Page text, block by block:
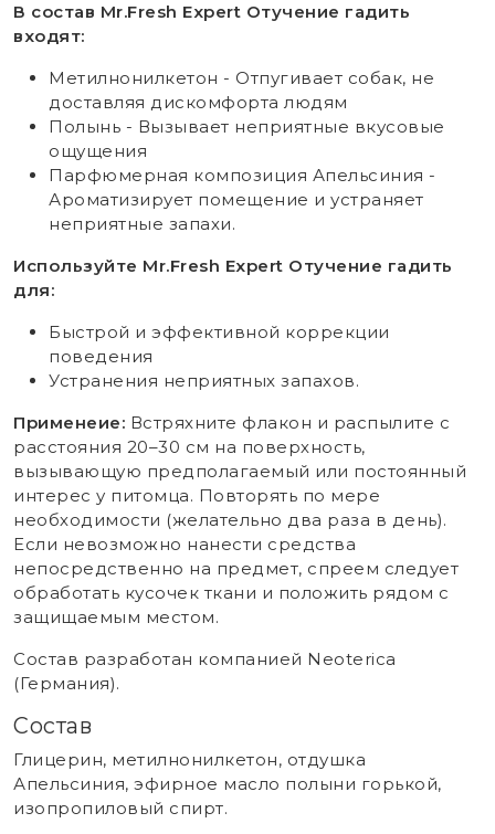
В состав Mr.Fresh Expert Отучение гадить
входят:
Метилнонилкетон - Отпугивает собак, не
доставляя дискомфорта людям
Полынь - Вызывает неприятные вкусовые
ощущения
Парфюмерная композиция Апельсиния -
Ароматизирует помещение и устраняет
неприятные запахи.
Используйте Mr.Fresh Expert Отучение гадить
для:
Быстрой и эффективной коррекции
поведения
Устранения неприятных запахов.
Применеие: Встряхните флакон и распылите с
расстояния 20–30 см на поверхность,
вызывающую предполагаемый или постоянный
интерес у питомца. Повторять по мере
необходимости (желательно два раза в день).
Если невозможно нанести средства
непосредственно на предмет, спреем следует
обработать кусочек ткани и положить рядом с
защищаемым местом.
Состав разработан компанией Neoterica
(Германия).
Состав
Глицерин, метилнонилкетон, отдушка
Апельсиния, эфирное масло полыни горькой,
изопропиловый спирт.